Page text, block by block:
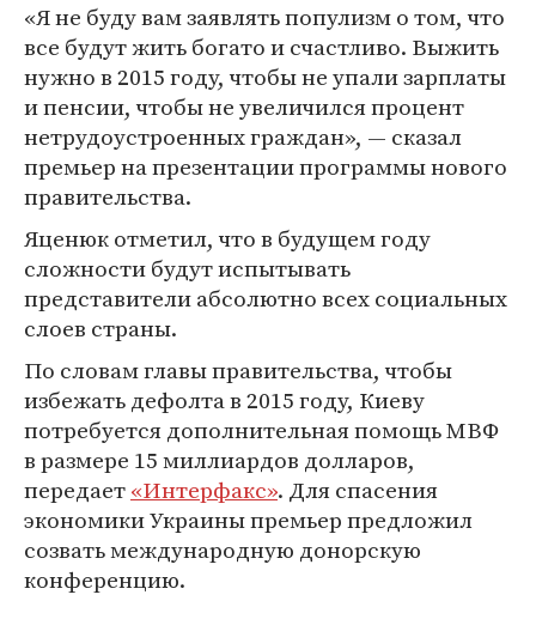
«Я не буду вам заявлять популизм о том, что
все будут жить богато и счастливо. Выжить
нужно в 2015 году, чтобы не упали зарплаты
и пенсии, чтобы не увеличился процент
нетрудоустроенных граждан», — сказал
премьер на презентации программы нового
правительства.
Яценюк отметил, что в будущем году
сложности будут испытывать
представители абсолютно всех социальных
слоев страны.
По словам главы правительства, чтобы
избежать дефолта в 2015 году, Киеву
потребуется дополнительная помощь МВФ
в размере 15 миллиардов долларов,
передает«Интерфакс». Для спасения
экономики Украины премьер предложил
созвать международную донорскую
конференцию.